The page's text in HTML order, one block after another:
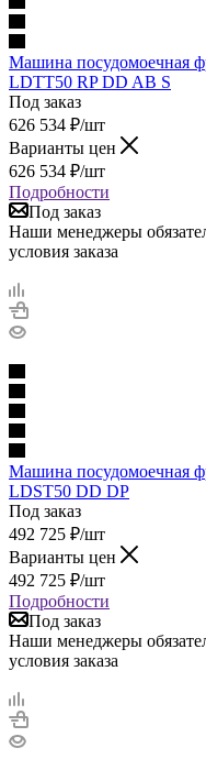
Машина посудомоечная
LDTT50 RP DD AB S
Под заказ
626 534 ₽/шт
Варианты цен
626 534 ₽/шт
Подробности
Под заказ
Наши менеджеры
условия заказа
Машина посудомоечная
LDST50 DD DP
Под заказ
492 725 ₽/шт
Варианты цен
492 725 ₽/шт
Подробности
Под заказ
Наши менеджеры
условия заказа